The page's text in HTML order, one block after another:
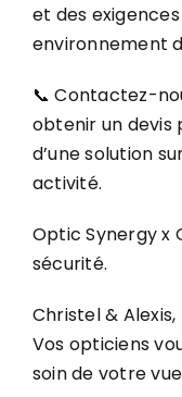
et des
environnement
📞 Contactez-
obtenir un devis
d’une solution
activité.
Optic Synergy x
sécurité.
Christel & Alexis,
Vos opticiens
soin de votre vue